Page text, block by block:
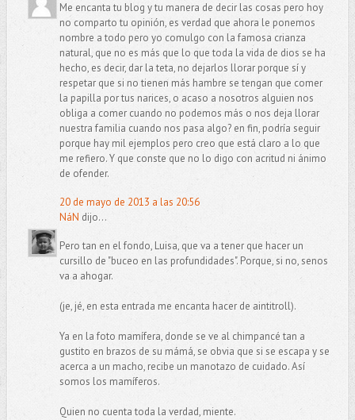
Me encanta tu blog y tu manera de decir las cosas pero hoy
no comparto tu opinión, es verdad que ahora le ponemos
nombre a todo pero yo comulgo con la famosa crianza
natural, que no es más que lo que toda la vida de dios se ha
hecho, es decir, dar la teta, no dejarlos llorar porque sí y
respetar que si no tienen más hambre se tengan que comer
la papilla por tus narices, o acaso a nosotros alguien nos
obliga a comer cuando no podemos más o nos deja llorar
nuestra familia cuando nos pasa algo? en fin, podría seguir
porque hay mil ejemplos pero creo que está claro a lo que
me refiero. Y que conste que no lo digo con acritud ni ánimo
de ofender.
20 de mayo de 2013 a las 20:56
NáN dijo...
Pero tan en el fondo, Luisa, que va a tener que hacer un
cursillo de "buceo en las profundidades". Porque, si no, senos
va a ahogar.
(je, jé, en esta entrada me encanta hacer de aintitroll).
Ya en la foto mamífera, donde se ve al chimpancé tan a
gustito en brazos de su mámá, se obvia que si se escapa y se
acerca a un macho, recibe un manotazo de cuidado. Así
somos los mamíferos.
Quien no cuenta toda la verdad, miente.